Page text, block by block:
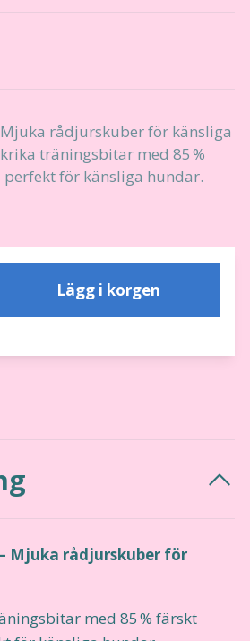
Mjuka rådjurskuber för känsliga
träningsbitar med 85 %
för känsliga hundar.
Lägg i korgen
Mjuka rådjurskuber för
med 85 % färskt